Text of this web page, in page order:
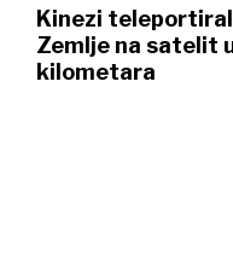
Kinezi
Zemlje na satelit
kilometara